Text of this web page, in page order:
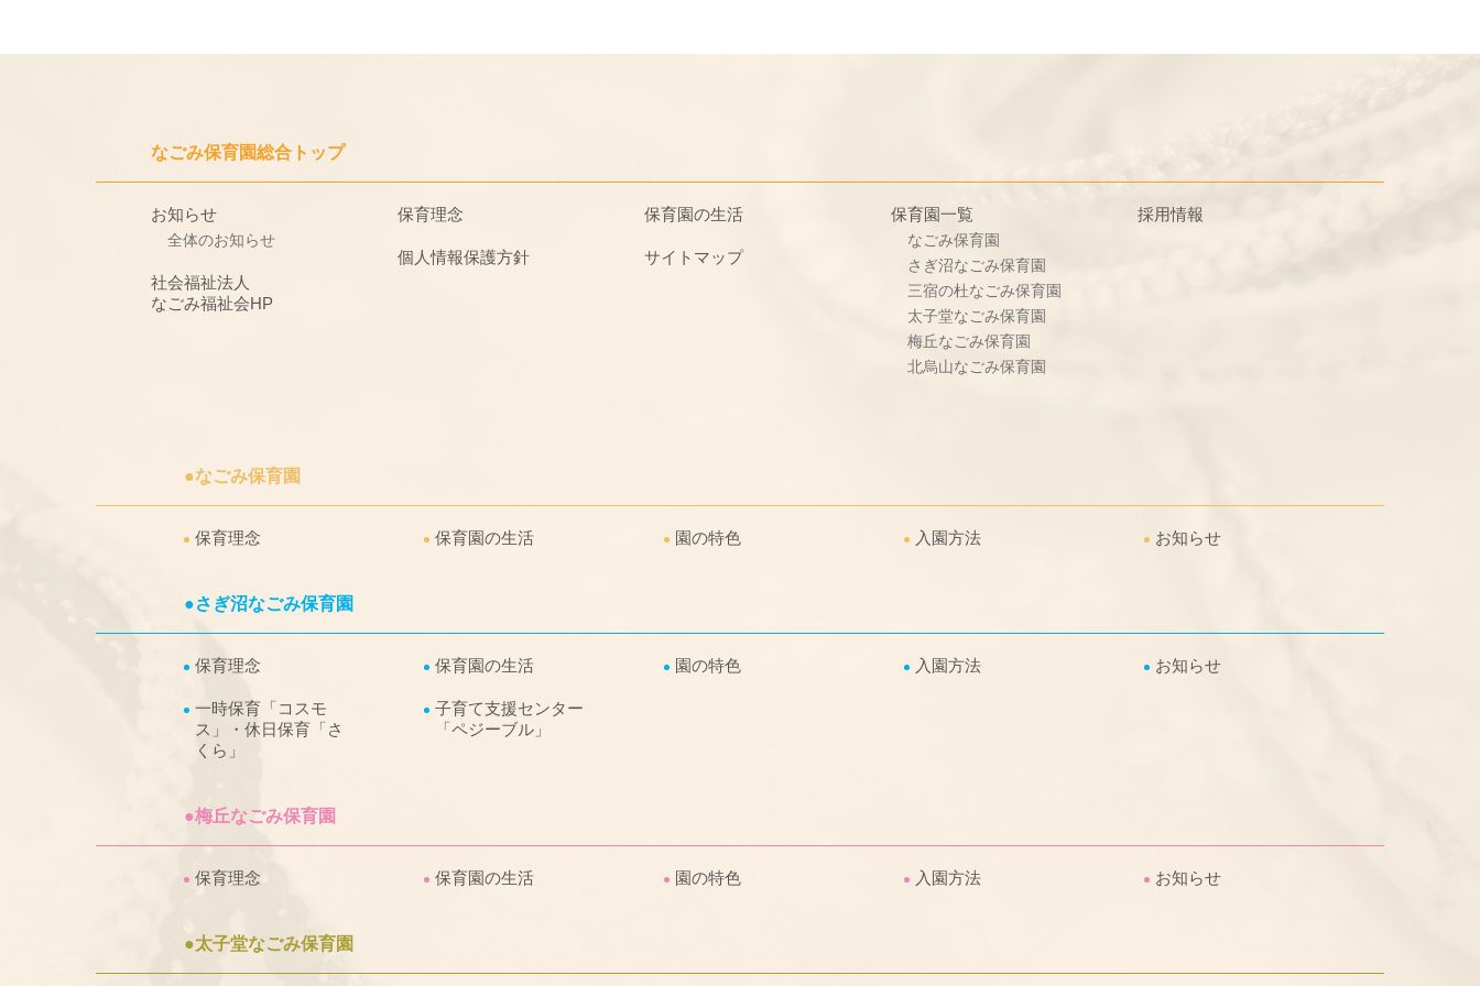
なごみ保育園総合トップ
お知らせ
全体のお知らせ
社会福祉法人
なごみ福祉会HP
保育理念
個人情報保護方針
保育園の生活
サイトマップ
保育園一覧
なごみ保育園
さぎ沼なごみ保育園
三宿の杜なごみ保育園
太子堂なごみ保育園
梅丘なごみ保育園
北烏山なごみ保育園
採用情報
●なごみ保育園
保育理念 保育園の生活 園の特色 入園方法 お知らせ
●さぎ沼なごみ保育園
保育理念
一時保育「コスモ
ス」・休日保育「さ
くら」
保育園の生活
子育て支援センター
「ペジーブル」
園の特色 入園方法 お知らせ
●梅丘なごみ保育園
保育理念 保育園の生活 園の特色 入園方法 お知らせ
●太子堂なごみ保育園